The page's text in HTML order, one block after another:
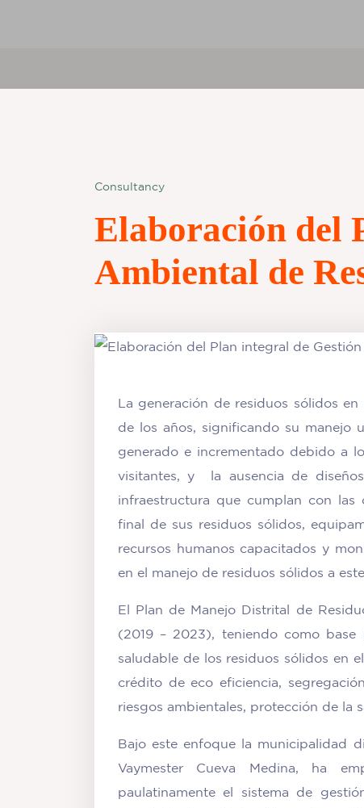
Consultancy
Elaboración del
Ambiental de
La generación de residuos sólidos
de los años, significando su manejo
generado e incrementado debido a
visitantes, y la ausencia de
infraestructura que cumplan con las
final de sus residuos sólidos,
recursos humanos capacitados y
en el manejo de residuos sólidos a este
El Plan de Manejo Distrital de
(2019 – 2023), teniendo como
saludable de los residuos sólidos en
crédito de eco eficiencia,
riesgos ambientales, protección de la
Bajo este enfoque la municipalidad
Vaymester Cueva Medina, ha
paulatinamente el sistema de